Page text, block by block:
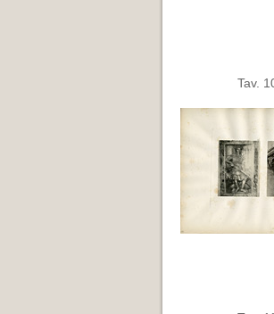
Tav.